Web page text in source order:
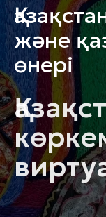
және
өнері